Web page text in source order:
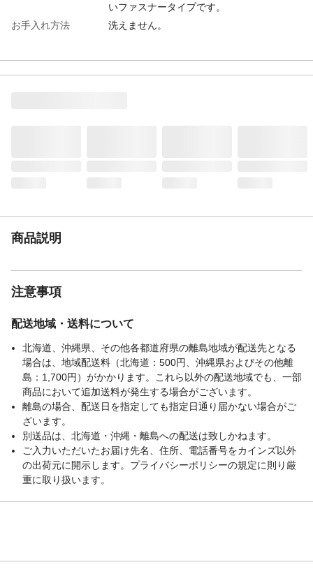
いファスナータイプです。
お手入れ方法
洗えません。
本体サイズ-奥行(cm) 62
商品説明
注意事項
配送地域・送料について
北海道、沖縄県、その他各都道府県の離島地域が配送先となる
場合は、地域配送料（北海道：500円、沖縄県およびその他離
島：1,700円）がかかります。これら以外の配送地域でも、一部
商品において追加送料が発生する場合がございます。
離島の場合、配送日を指定しても指定日通り届かない場合がご
ざいます。
別送品は、北海道・沖縄・離島への配送は致しかねます。
ご入力いただいたお届け先名、住所、電話番号をカインズ以外
の出荷元に開示します。プライバシーポリシーの規定に則り厳
重に取り扱います。